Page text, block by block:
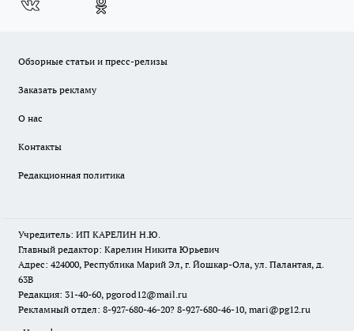
Обзорные статьи и пресс-релизы
Заказать рекламу
О нас
Контакты
Редакционная политика
Учредитель: ИП КАРЕЛИН Н.Ю.
Главный редактор: Карелин Никита Юрьевич
Адрес: 424000, Республика Марий Эл, г. Йошкар-Ола, ул. Палантая, д.
63В
Редакция: 31-40-60, pgorod12@mail.ru
Рекламный отдел: 8-927-680-46-20? 8-927-680-46-10, mari@pg12.ru